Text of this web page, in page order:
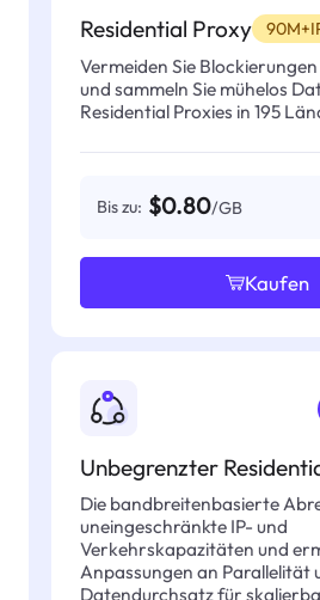
Residential Proxy
Vermeiden Sie
und sammeln Sie mühelos
Residential Proxies in 195
Bis zu: $0.80/GB
Kaufen
Unbegrenzter
Die bandbreitenbasierte
uneingeschränkte IP- und
Verkehrskapazitäten und
Anpassungen an Parallelität
Datendurchsatz für